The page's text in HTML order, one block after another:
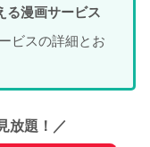
る漫画サービス
ビスの詳細とお
放題！／